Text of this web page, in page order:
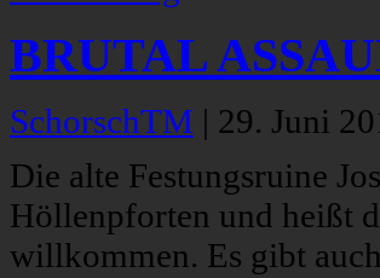
BRUTAL
SchorschTM | 29. Juni
Die alte Festungsruine
Höllenpforten und heißt
willkommen. Es gibt